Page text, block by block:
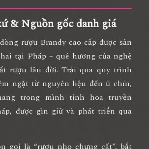
& Nguồn gốc danh giá
rượu Brandy cao cấp đượcsản
tại Pháp – quê hương của nghệ
rượu lâu đời. Trải qua quy trình
ngặt từ nguyên liệu đến ủ chín,
trong mình tinh hoa truyền
, được gìn giữ và phát triển qua
gọi là “rượu nho chưng cất”, bắt